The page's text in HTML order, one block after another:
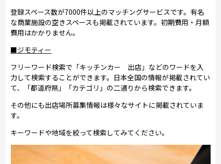
登録スペース数が7000件以上のマッチングサービスです。有名
な商業施設の空きスペースも掲載されています。初期費用・月額
費用はかかりません。
■ジモティー
フリーワード検索で「キッチンカー 出店」などのワードを入
力して検索することができます。日本全国の情報が掲載されてい
て、「都道府県」「カテゴリ」の二通りから検索できます。
その他にも出店場所募集情報は様々なサイトに掲載されていま
す。
キーワードや地域を絞って検索してみてください。